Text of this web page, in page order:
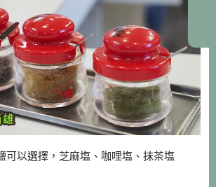
可以選擇，芝麻塩、咖哩塩、抹茶塩